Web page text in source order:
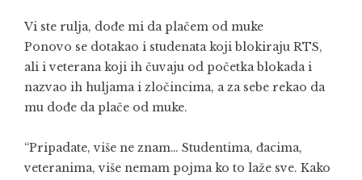
Vi ste rulja, dođe mi da plačem od muke
Ponovo se dotakao i studenata koji blokiraju RTS,
ali i veterana koji ih čuvaju od početka blokada i
nazvao ih huljama i zločincima, a za sebe rekao da
mu dođe da plače od muke.
“Pripadate, više ne znam… Studentima, đacima,
veteranima, više nemam pojma ko to laže sve. Kako